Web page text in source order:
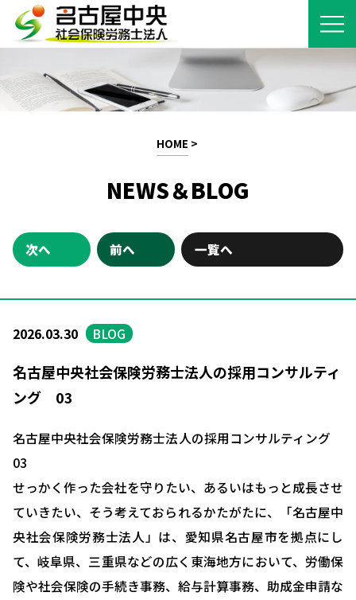
HOME >
NEWS＆BLOG
次へ 前へ 一覧へ
2026.03.30 BLOG
名古屋中央社会保険労務士法人の採用コンサルティ
ング 03
名古屋中央社会保険労務士法人の採用コンサルティング
03
せっかく作った会社を守りたい、あるいはもっと成長させ
ていきたい、そう考えておられるかたがたに、「名古屋中
央社会保険労務士法人」は、愛知県名古屋市を拠点にし
て、岐阜県、三重県などの広く東海地方において、労働保
険や社会保険の手続き事務、給与計算事務、助成金申請な